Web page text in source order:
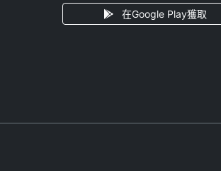
在Google Play獲取